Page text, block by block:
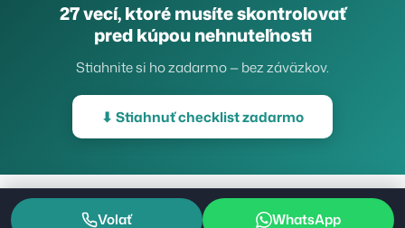
Volať WhatsApp
27 vecí, ktoré musíte skontrolovať
pred kúpou nehnuteľnosti
Stiahnite si ho zadarmo — bez záväzkov.
⬇ Stiahnuť checklist zadarmo